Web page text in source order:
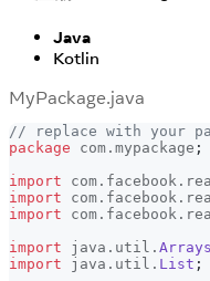
Java
Kotlin
MyPackage.java
// replace with your
package
com . mypackage ;
import
com . facebook .
import
com . facebook .
import
com . facebook .
import
java . util . Arrays
import
java . util . List ;